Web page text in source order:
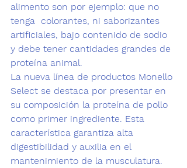
alimento son por ejemplo: que no
tenga  colorantes, ni saborizantes
artificiales, bajo contenido de sodio
y debe tener cantidades grandes de
proteína animal.
La nueva línea de productos Monello
Select se destaca por presentar en
su composición la proteína de pollo
como primer ingrediente. Esta
característica garantiza alta
digestibilidad y auxilia en el
mantenimiento de la musculatura.